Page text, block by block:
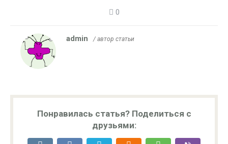
0
admin / автор статьи
Понравилась статья? Поделиться с
друзьями: